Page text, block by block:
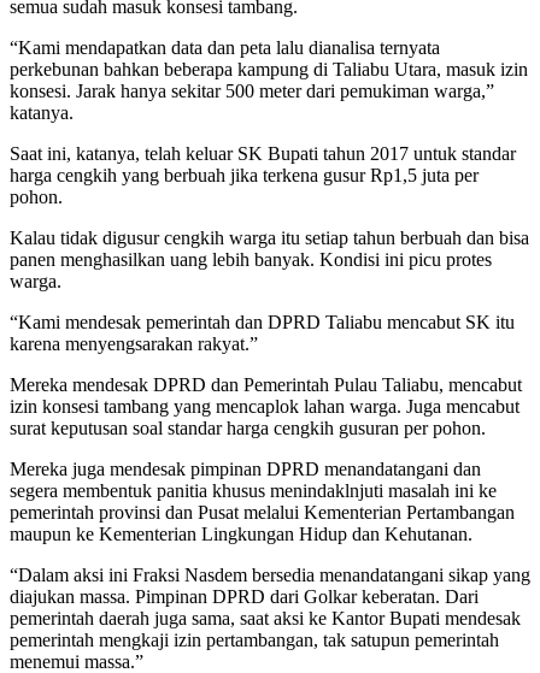
semua sudah masuk konsesi tambang.
“Kami mendapatkan data dan peta lalu dianalisa ternyata
perkebunan bahkan beberapa kampung di Taliabu Utara, masuk izin
konsesi. Jarak hanya sekitar 500 meter dari pemukiman warga,”
katanya.
Saat ini, katanya, telah keluar SK Bupati tahun 2017 untuk standar
harga cengkih yang berbuah jika terkena gusur Rp1,5 juta per
pohon.
Kalau tidak digusur cengkih warga itu setiap tahun berbuah dan bisa
panen menghasilkan uang lebih banyak. Kondisi ini picu protes
warga.
“Kami mendesak pemerintah dan DPRD Taliabu mencabut SK itu
karena menyengsarakan rakyat.”
Mereka mendesak DPRD dan Pemerintah Pulau Taliabu, mencabut
izin konsesi tambang yang mencaplok lahan warga. Juga mencabut
surat keputusan soal standar harga cengkih gusuran per pohon.
Mereka juga mendesak pimpinan DPRD menandatangani dan
segera membentuk panitia khusus menindaklnjuti masalah ini ke
pemerintah provinsi dan Pusat melalui Kementerian Pertambangan
maupun ke Kementerian Lingkungan Hidup dan Kehutanan.
“Dalam aksi ini Fraksi Nasdem bersedia menandatangani sikap yang
diajukan massa. Pimpinan DPRD dari Golkar keberatan. Dari
pemerintah daerah juga sama, saat aksi ke Kantor Bupati mendesak
pemerintah mengkaji izin pertambangan, tak satupun pemerintah
menemui massa.”